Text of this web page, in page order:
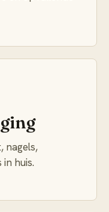
nagels,
huis.